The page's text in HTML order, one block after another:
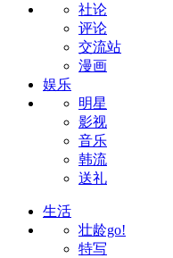
社论
评论
交流站
漫画
娱乐
明星
影视
音乐
韩流
送礼
生活
壮龄go!
特写